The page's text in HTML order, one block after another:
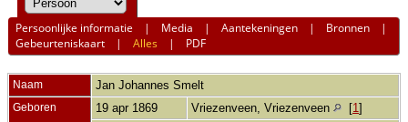
Persoonlijke informatie | Media |Aantekeningen | Bronnen |
Gebeurteniskaart |Alles | PDF
Naam Jan Johannes Smelt
Geboren 19 apr 1869 Vriezenveen, Vriezenveen [1 ]